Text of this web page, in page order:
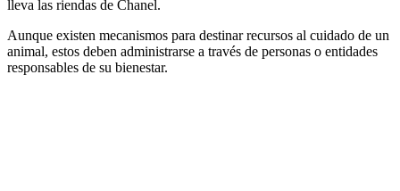
lleva las riendas de Chanel.
Aunque existen mecanismos para destinar recursos al cuidado de un
animal, estos deben administrarse a través de personas o entidades
responsables de su bienestar.